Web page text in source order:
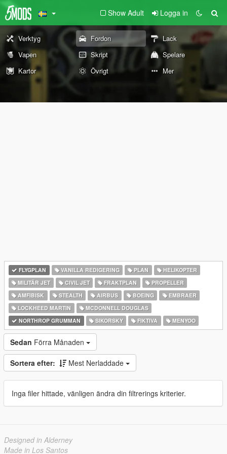
Show Adult Logga in
Verktyg Fordon
Lack
Vapen
Skript
Spelare
Kartor
Övrigt Mer
FLYGPLAN VANILLA REDIGERING PLAN
HELIKOPTER
MILITÄR JET
CIVIL JET FRAKTPLAN
PROPELLER
AMFIBISK
STEALTH AIRBUS BOEING
EMBRAER
LOCKHEED MARTIN
MCDONNELL DOUGLAS
NORTHROP GRUMMAN
SIKORSKY FIKTIVA MENYOO
Sedan Förra Månaden
Sortera efter: Mest Nerladdade
Inga filer hittade, vänligen ändra din filtrerings kriterier.
Designed in Alderney
Made in Los Santos